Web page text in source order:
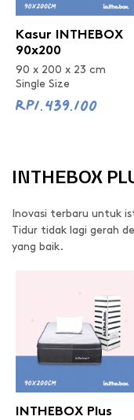
Kasur INTHEBOX
90x200
90 x 200 x 23 cm
Single Size
Rp1.439.100
INTHEBOX
Inovasi terbaru untuk
Tidur tidak lagi gerah
yang baik.
INTHEBOX Plus